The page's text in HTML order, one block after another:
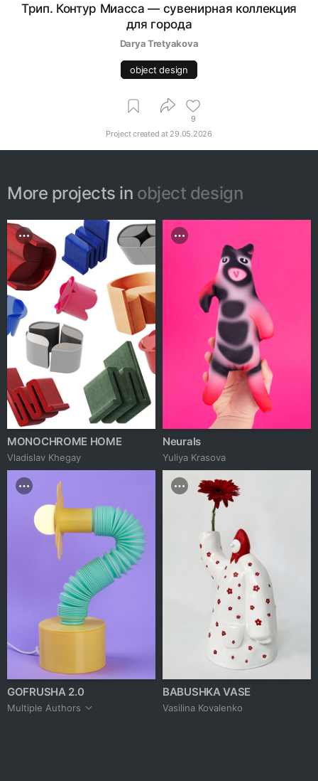
Трип. Контур Миасса — сувенирная коллекция
для города
Darya Tretyakova
object design
9
Project created at 29.05.2026
More projects in object design
MONOCHROME HOME
Vladislav Khegay
Neurals
Yuliya Krasova
GOFRUSHA 2.0
Multiple Authors
BABUSHKA VASE
Vasilina Kovalenko